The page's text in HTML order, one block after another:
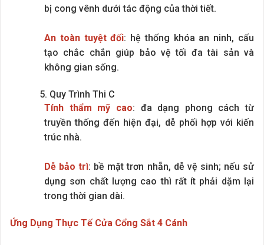
bị cong vênh dưới tác động của thời tiết.
An toàn tuyệt đối: hệ thống khóa an ninh, cấu
tạo chắc chắn giúp bảo vệ tối đa tài sản và
không gian sống.
5. Quy Trình Thi C
Tính thẩm mỹ cao: đa dạng phong cách từ
truyền thống đến hiện đại, dễ phối hợp với kiến
trúc nhà.
Dễ bảo trì: bề mặt trơn nhẵn, dễ vệ sinh; nếu sử
dụng sơn chất lượng cao thì rất ít phải dặm lại
trong thời gian dài.
Ứng Dụng Thực Tế Cửa Cổng Sắt 4 Cánh